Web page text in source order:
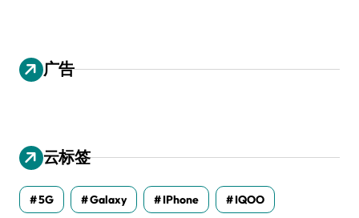
广告
云标签
5G Galaxy IPhone IQOO